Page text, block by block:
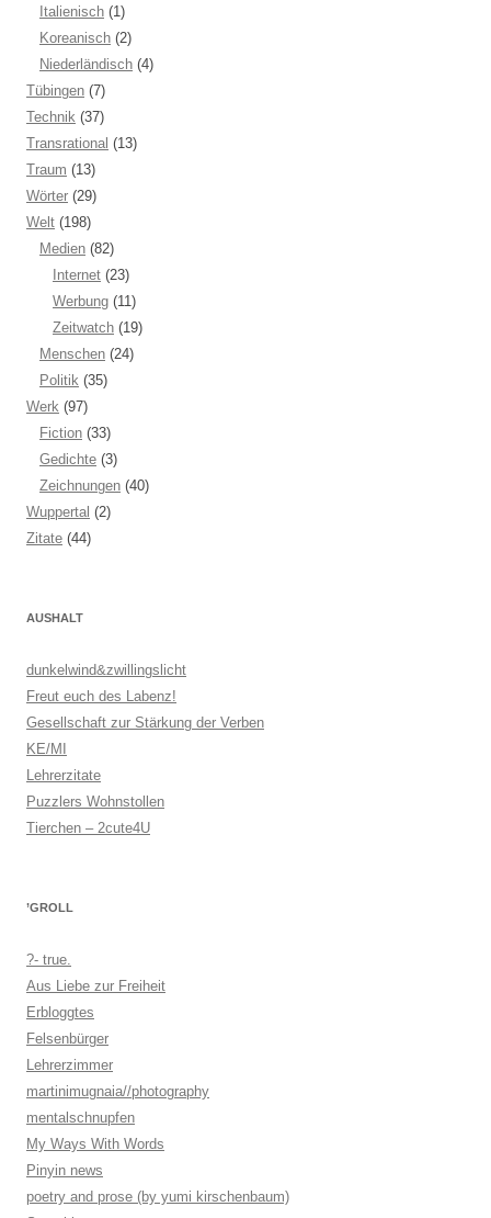
Italienisch (1)
Koreanisch (2)
Niederländisch (4)
Tübingen (7)
Technik (37)
Transrational (13)
Traum (13)
Wörter (29)
Welt (198)
Medien (82)
Internet (23)
Werbung (11)
Zeitwatch (19)
Menschen (24)
Politik (35)
Werk (97)
Fiction (33)
Gedichte (3)
Zeichnungen (40)
Wuppertal (2)
Zitate (44)
AUSHALT
dunkelwind&zwillingslicht
Freut euch des Labenz!
Gesellschaft zur Stärkung der Verben
KE/MI
Lehrerzitate
Puzzlers Wohnstollen
Tierchen – 2cute4U
’GROLL
?- true.
Aus Liebe zur Freiheit
Erbloggtes
Felsenbürger
Lehrerzimmer
martinimugnaia//photography
mentalschnupfen
My Ways With Words
Pinyin news
poetry and prose (by yumi kirschenbaum)